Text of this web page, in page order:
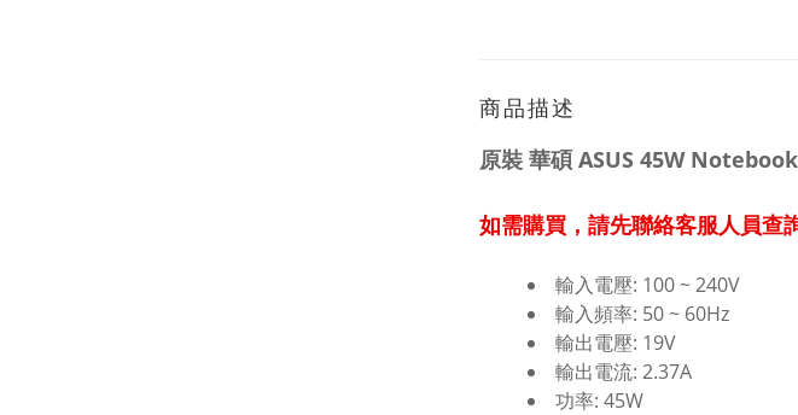
商品描述
原裝 華碩 ASUS 45W
如需購買，請先聯絡客服人員
輸入電壓: 100 ~ 240V
輸入頻率: 50 ~ 60Hz
輸出電壓: 19V
輸出電流: 2.37A
功率: 45W